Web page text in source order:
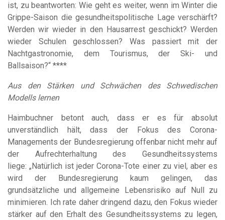
ist, zu beantworten: Wie geht es weiter, wenn im Winter die
Grippe-Saison die gesundheitspolitische Lage verschärft?
Werden wir wieder in den Hausarrest geschickt? Werden
wieder Schulen geschlossen? Was passiert mit der
Nachtgastronomie, dem Tourismus, der Ski- und
Ballsaison?“ ****
Aus den Stärken und Schwächen des Schwedischen
Modells lernen
Haimbuchner betont auch, dass er es für absolut
unverständlich hält, dass der Fokus des Corona-
Managements der Bundesregierung offenbar nicht mehr auf
der Aufrechterhaltung des Gesundheitssystems
liege: „Natürlich ist jeder Corona-Tote einer zu viel, aber es
wird der Bundesregierung kaum gelingen, das
grundsätzliche und allgemeine Lebensrisiko auf Null zu
minimieren. Ich rate daher dringend dazu, den Fokus wieder
stärker auf den Erhalt des Gesundheitssystems zu legen,